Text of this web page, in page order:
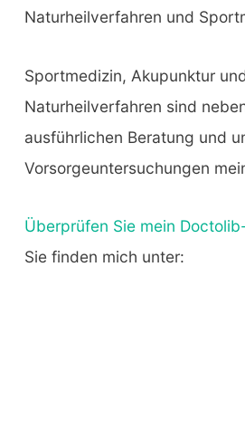
Naturheilverfahren und
Sportmedizin, Akupunktur
Naturheilverfahren sind
ausführlichen Beratung und
Vorsorgeuntersuchungen
Überprüfen Sie mein
Sie finden mich unter: